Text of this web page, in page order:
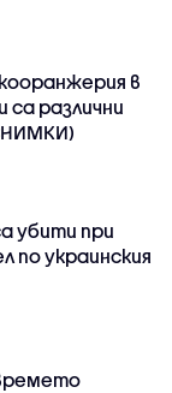
в
са различни
убити при
по украинския